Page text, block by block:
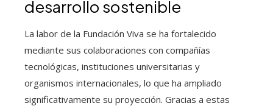
desarrollo sostenible
La labor de la Fundación Viva se ha fortalecido
mediante sus colaboraciones con compañías
tecnológicas, instituciones universitarias y
organismos internacionales, lo que ha ampliado
significativamente su proyección. Gracias a estas